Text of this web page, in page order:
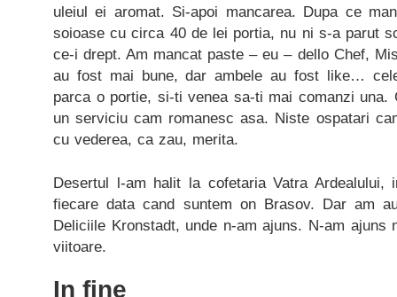
uleiul ei aromat. Si-apoi mancarea. Dupa ce
soioase cu circa 40 de lei portia, nu ni s-a parut
ce-i drept. Am mancat paste – eu – dello Chef,
au fost mai bune, dar ambele au fost like…
parca o portie, si-ti venea sa-ti mai comanzi una.
un serviciu cam romanesc asa. Niste ospatari
cu vederea, ca zau, merita.
Desertul l-am halit la cofetaria Vatra Ardealului,
fiecare data cand suntem on Brasov. Dar am
Deliciile Kronstadt, unde n-am ajuns. N-am ajuns
viitoare.
In fine